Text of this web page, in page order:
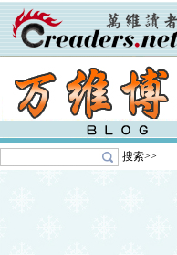
搜索>>